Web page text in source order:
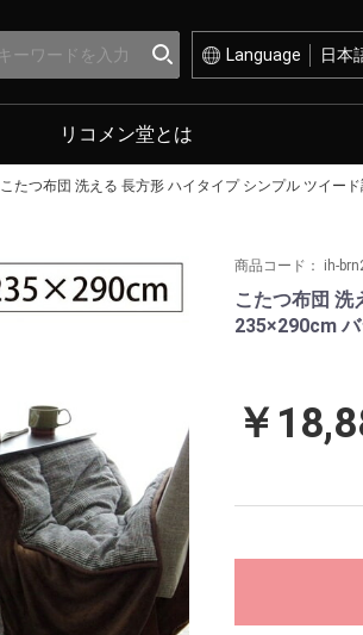
Language
リコメン堂とは
こたつ布団 洗える 長方形 ハイタイプ シンプル ツイー
商品コード： ih-
こたつ布団 洗
235×290cm
￥